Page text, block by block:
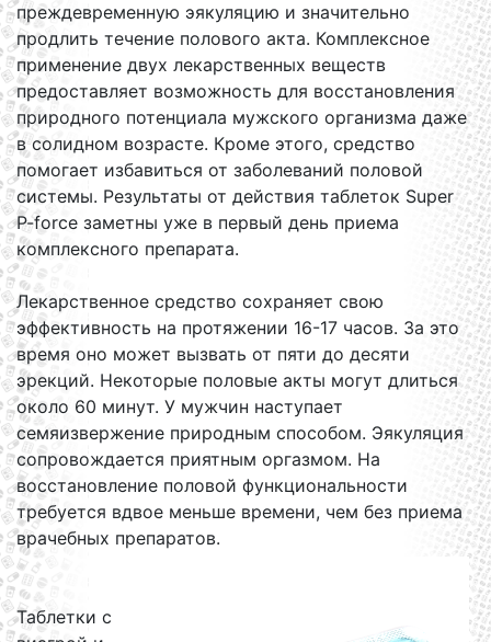
преждевременную эякуляцию и значительно
продлить течение полового акта. Комплексное
применение двух лекарственных веществ
предоставляет возможность для восстановления
природного потенциала мужского организма даже
в солидном возрасте. Кроме этого, средство
помогает избавиться от заболеваний половой
системы. Результаты от действия таблеток Super
P-force заметны уже в первый день приема
комплексного препарата.
Лекарственное средство сохраняет свою
эффективность на протяжении 16-17 часов. За это
время оно может вызвать от пяти до десяти
эрекций. Некоторые половые акты могут длиться
около 60 минут. У мужчин наступает
семяизвержение природным способом. Эякуляция
сопровождается приятным оргазмом. На
восстановление половой функциональности
требуется вдвое меньше времени, чем без приема
врачебных препаратов.
Таблетки с